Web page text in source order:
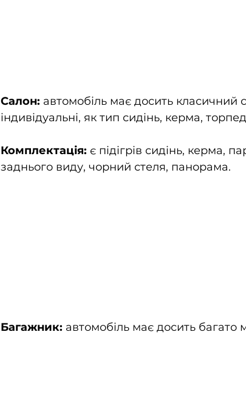
Салон: автомобіль має досить класичний
індивідуальні, як тип сидінь, керма,
Комплектація: є підігрів сидінь, керма,
заднього виду, чорний стеля, панорама.
Багажник: автомобіль має досить багато